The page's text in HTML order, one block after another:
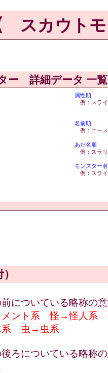
スカウト
ー 詳細データ 一
属性順
例：スラ
名前順
例：エース
あだ名順
例：スラ
モンスター
例：スラ
についている略称の
ント系 怪→怪人
虫→虫系
ろについている略称